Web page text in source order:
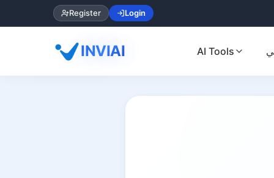
Register Login
INVIAI AI Tools